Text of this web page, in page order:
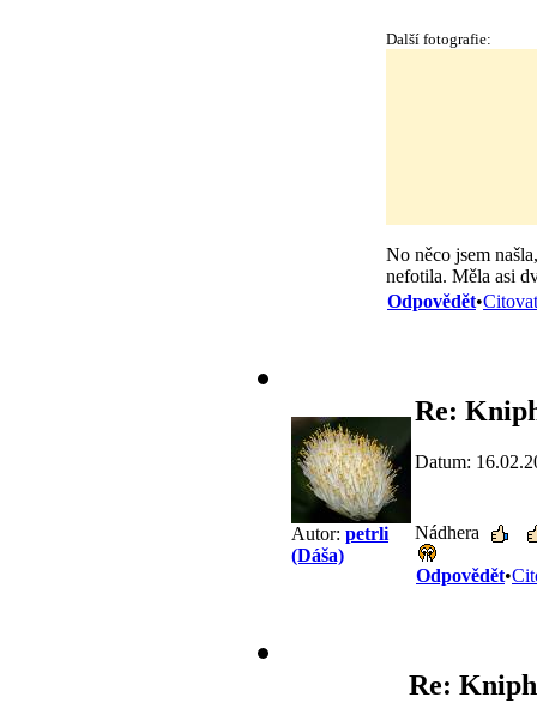
Další fotografie:
No něco jsem
nefotila. Měla asi
Odpovědět•Citovat
Autor: petrli
(Dáša)
Re:
Datum:
Nádhera
Odpovědět•
Re: